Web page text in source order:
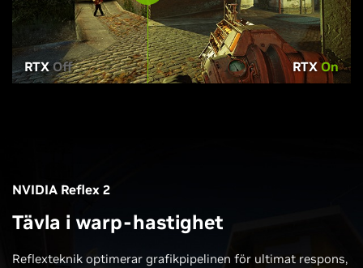
RTXOff RTXOn
NVIDIA Reflex 2
Tävla i warp-hastighet
Reflexteknik optimerar grafikpipelinen för ultimat respons,